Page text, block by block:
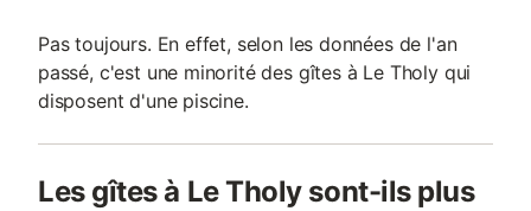
Pas toujours. En effet, selon les données de l'an
passé, c'est une minorité des gîtes à Le Tholy qui
disposent d'une piscine.
Les gîtes à Le Tholy sont-ils plus